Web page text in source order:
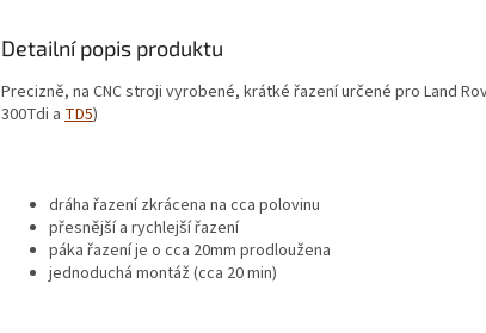
Detailní popis produktu
Precizně, na CNC stroji vyrobené, krátké řazení určené pro Land
300Tdi a TD5)
dráha řazení zkrácena na cca polovinu
přesnější a rychlejší řazení
páka řazení je o cca 20mm prodloužena
jednoduchá montáž (cca 20 min)